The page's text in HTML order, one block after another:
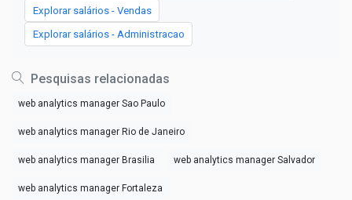
Explorar salários - Vendas
Explorar salários - Administracao
Pesquisas relacionadas
web analytics manager Sao Paulo
web analytics manager Rio de Janeiro
web analytics manager Brasilia web analytics manager Salvador
web analytics manager Fortaleza